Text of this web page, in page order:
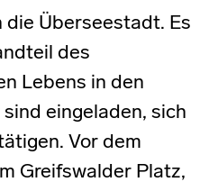
die Überseestadt. Es
des
Lebens in den
eingeladen, sich
Vor dem
Greifswalder Platz,